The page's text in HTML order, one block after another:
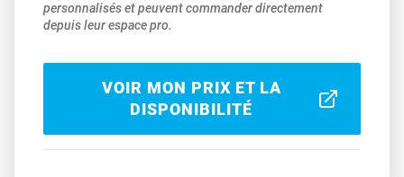
personnalisés et peuvent commander directement
depuis leur espace pro.
VOIR MON PRIX ET LA
DISPONIBILITÉ